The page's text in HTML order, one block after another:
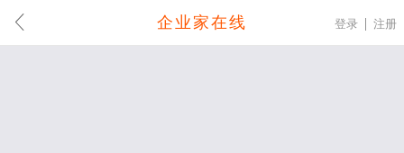
企业家在线 登录 注册